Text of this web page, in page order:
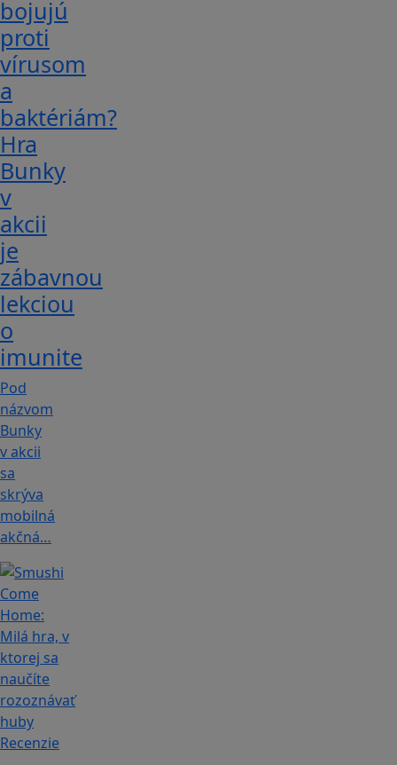
bojujú
proti
vírusom
a
baktériám?
Hra
Bunky
v
akcii
je
zábavnou
lekciou
o
imunite
Pod
názvom
Bunky
v akcii
sa
skrýva
mobilná
akčná…
Recenzie